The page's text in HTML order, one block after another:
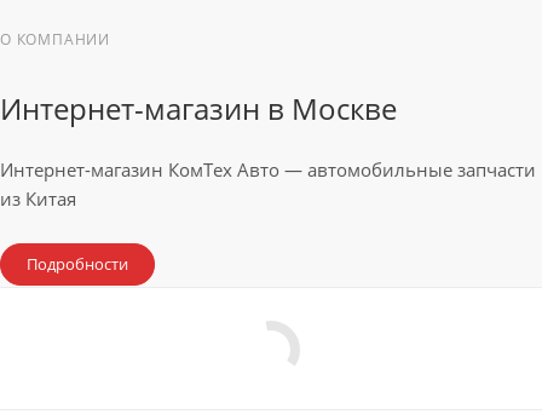
О КОМПАНИИ
Интернет-магазин в Москве
Интернет-магазин КомТех Авто — автомобильные запчасти
из Китая
Подробности